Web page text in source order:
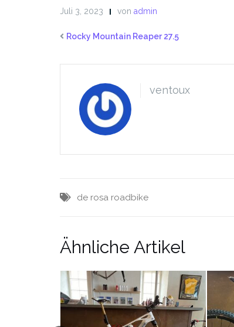
Juli 3, 2023 von admin
Rocky Mountain Reaper 27.5
ventoux
de rosa roadbike
Ähnliche Artikel